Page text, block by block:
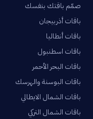
صمّم باقتك بنفسك
باقات أذربيجان
باقات أنطاليا
باقات اسطنبول
باقات البحر الأحمر
باقات البوسنة والهرسك
باقات الشمال الايطالي
باقات الشمال التركي